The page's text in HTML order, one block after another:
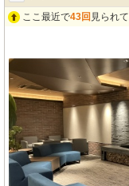
す。周辺にはコンビニ、銀
な場所で、お客様の新し
ここ最近で43回 見られ